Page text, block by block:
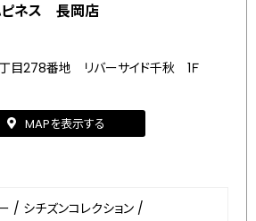
ピネス 長岡店
目278番地 リバーサイド千秋 1Ｆ
MAPを表示する
/ シチズンコレクション /